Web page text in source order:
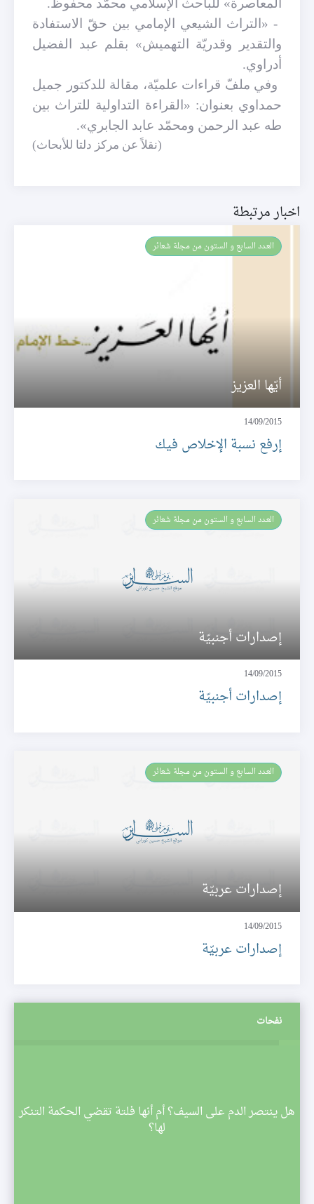
المعاصرة» للباحث الإسلامي محمّد محفوظ.
- «التراث الشيعي الإمامي بين حقّ الاستفادة
والتقدير وقدريّة التهميش» بقلم عبد الفضيل
أدراوي.
وفي ملفّ قراءات علميّة، مقالة للدكتور جميل
حمداوي بعنوان: «القراءة التداولية للتراث بين
طه عبد الرحمن ومحمّد عابد الجابري».
(نقلاً عن مركز دلتا للأبحاث)
اخبار مرتبطة
العـدد السابع و الستون من مجلة شعائر
أيّها العزيز
14/09/2015
إرفع نسبة الإخلاص فيك
العـدد السابع و الستون من مجلة شعائر
إصدارات أجنبيّة
14/09/2015
إصدارات أجنبيّة
العـدد السابع و الستون من مجلة شعائر
إصدارات عربيّة
14/09/2015
إصدارات عربيّة
نفحات
هل ينتصر الدم على السيف؟ أم أنها فلتة تقضي الحكمة التنكر
لها؟